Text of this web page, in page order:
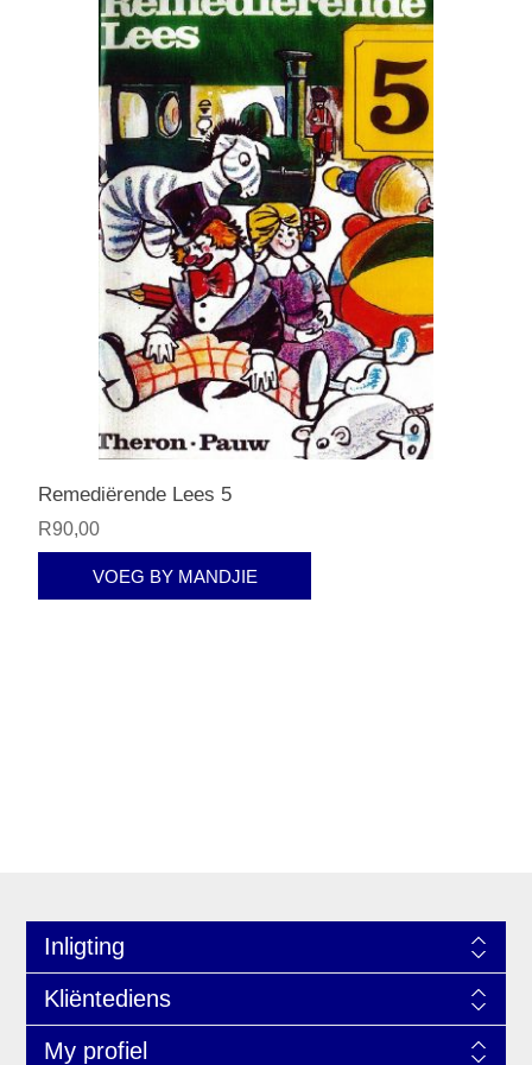
Remediërende Lees 5
R90,00
VOEG BY MANDJIE
Inligting
Kliëntediens
My profiel